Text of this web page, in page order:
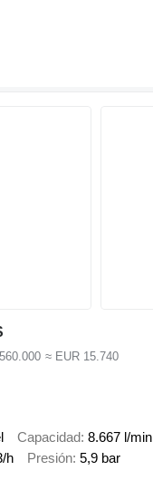
≈ EUR 15.740
Capacidad 8.667 l/min
h Presión 5,9 bar